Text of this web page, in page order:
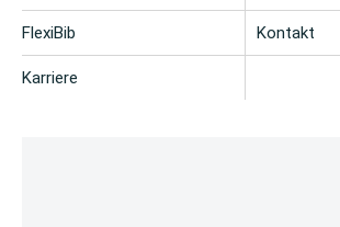
FlexiBib
Karriere
Kontakt